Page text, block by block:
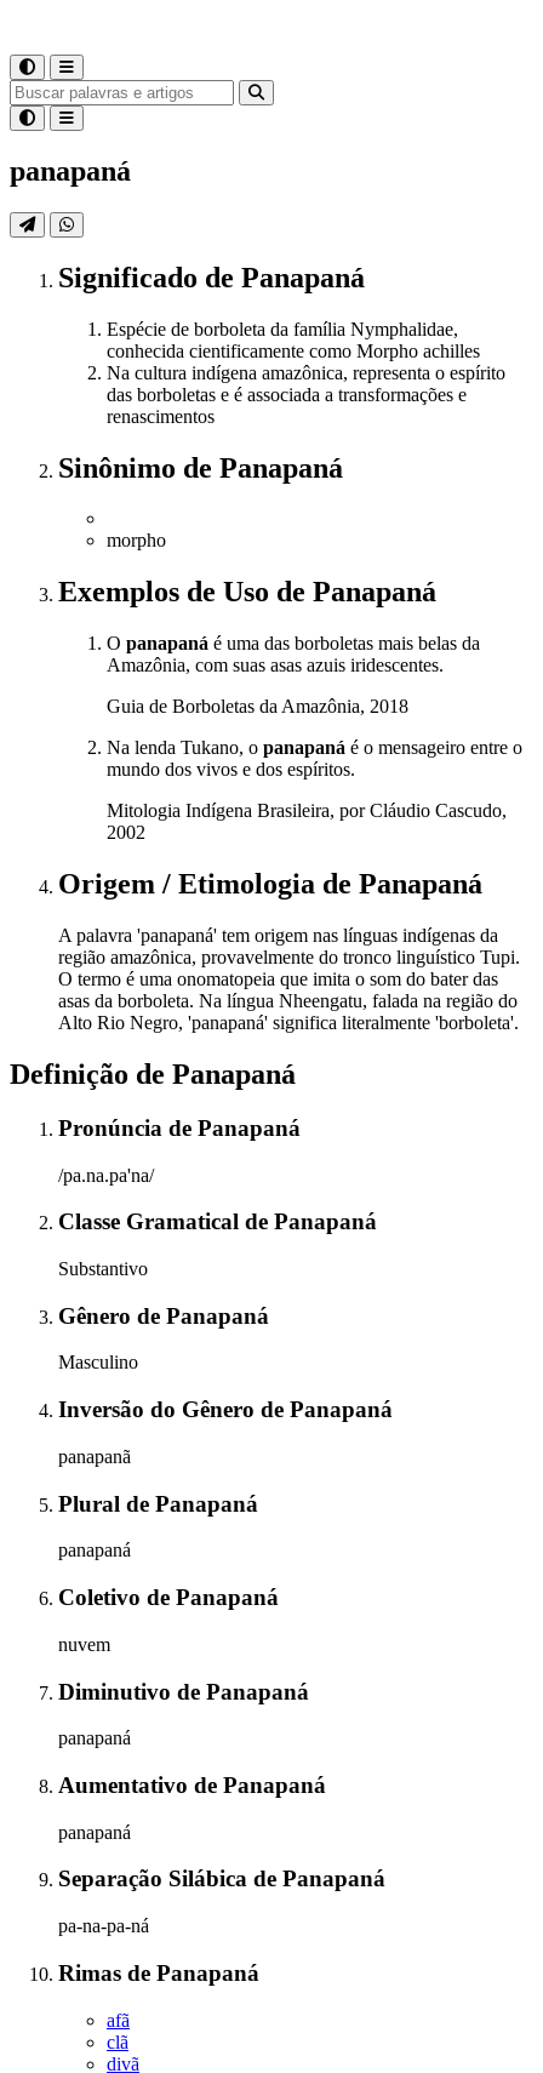
panapaná
Significado de Panapaná
Espécie de borboleta da família Nymphalidae,
conhecida cientificamente como Morpho achilles
Na cultura indígena amazônica, representa o espírito
das borboletas e é associada a transformações e
renascimentos
Sinônimo de Panapaná
morpho
Exemplos de Uso de Panapaná
O panapaná é uma das borboletas mais belas da
Amazônia, com suas asas azuis iridescentes.
Guia de Borboletas da Amazônia, 2018
Na lenda Tukano, o panapaná é o mensageiro entre o
mundo dos vivos e dos espíritos.
Mitologia Indígena Brasileira, por Cláudio Cascudo,
2002
Origem / Etimologia de Panapaná
A palavra 'panapaná' tem origem nas línguas indígenas da
região amazônica, provavelmente do tronco linguístico Tupi.
O termo é uma onomatopeia que imita o som do bater das
asas da borboleta. Na língua Nheengatu, falada na região do
Alto Rio Negro, 'panapaná' significa literalmente 'borboleta'.
Definição de Panapaná
Pronúncia de Panapaná
/pa.na.pa'na/
Classe Gramatical de Panapaná
Substantivo
Gênero de Panapaná
Masculino
Inversão do Gênero de Panapaná
panapanã
Plural de Panapaná
panapaná
Coletivo de Panapaná
nuvem
Diminutivo de Panapaná
panapaná
Aumentativo de Panapaná
panapaná
Separação Silábica de Panapaná
pa-na-pa-ná
Rimas de Panapaná
afã
clã
divã